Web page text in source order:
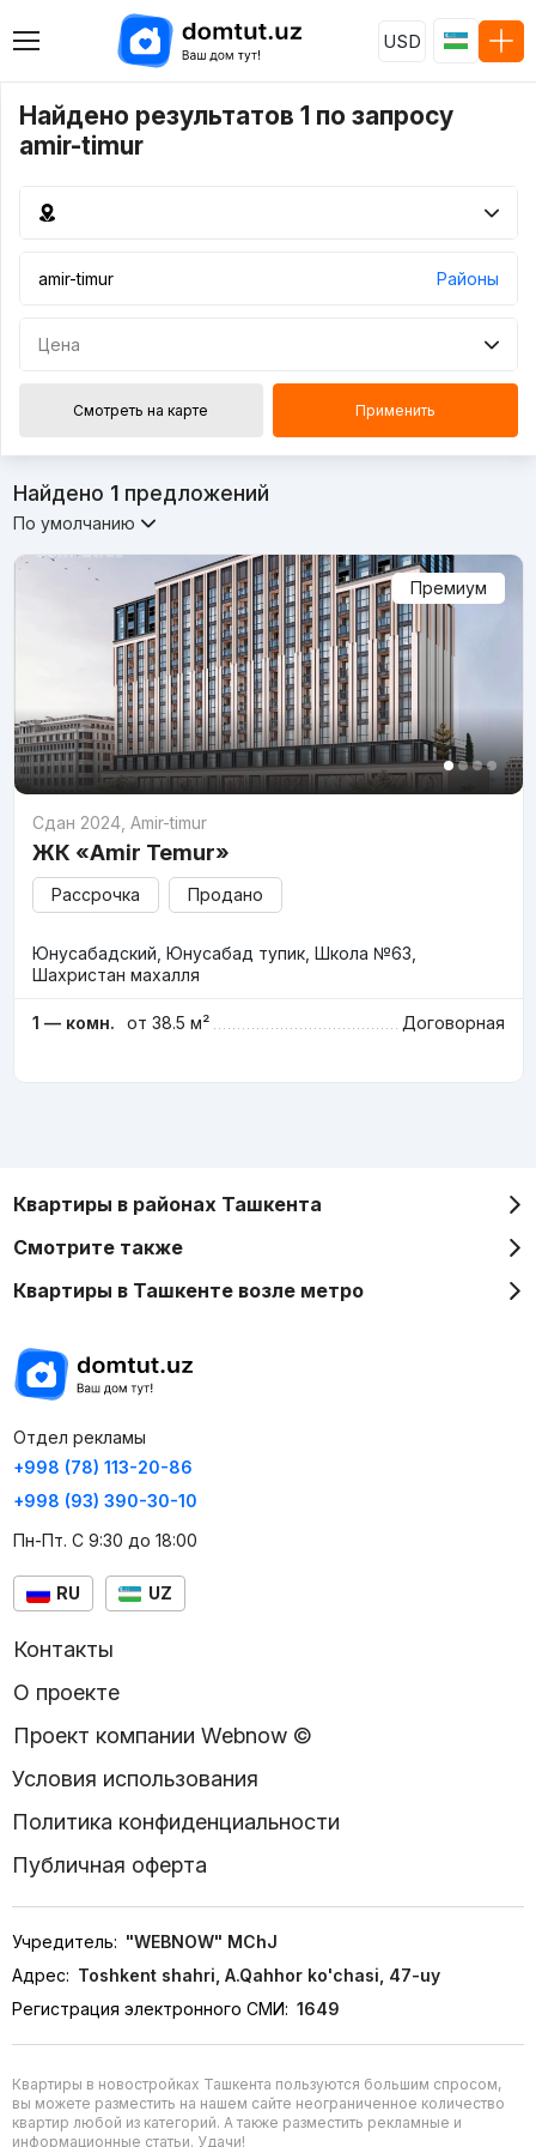
USD
Найдено результатов 1 по запросу
amir-timur
Районы
Цена
Смотреть на карте Применить
Найдено 1предложений
По умолчанию
Премиум
Сдан 2024, Amir-timur
ЖК «Amir Temur»
Рассрочка Продано
Юнусабадский, Юнусабад тупик, Школа №63,
Шахристан махалля
1 — комн. от 38.5 м² Договорная
Квартиры в районах Ташкента
Смотрите также
Квартиры в Ташкенте возле метро
Отдел рекламы
+998 (78) 113-20-86
+998 (93) 390-30-10
Пн-Пт. С 9:30 до 18:00
RU UZ
Контакты
О проекте
Проект компании Webnow ©
Условия использования
Политика конфиденциальности
Публичная оферта
Учредитель: "WEBNOW" MChJ
Адрес: Toshkent shahri, A.Qahhor ko'chasi, 47-uy
Регистрация электронного СМИ: 1649
Квартиры в новостройках Ташкента пользуются большим спросом,
вы можете разместить на нашем сайте неограниченное количество
квартир любой из категорий. А также разместить рекламные и
информационные статьи. Удачи!